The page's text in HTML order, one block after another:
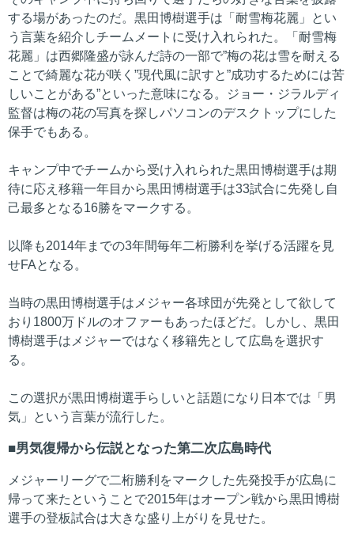
する場があったのだ。黒田博樹選手は「耐雪梅花麗」とい
う言葉を紹介しチームメートに受け入れられた。「耐雪梅
花麗」は西郷隆盛が詠んだ詩の一部で”梅の花は雪を耐える
ことで綺麗な花が咲く”現代風に訳すと”成功するためには苦
しいことがある”といった意味になる。ジョー・ジラルディ
監督は梅の花の写真を探しパソコンのデスクトップにした
保手でもある。
キャンプ中でチームから受け入れられた黒田博樹選手は期
待に応え移籍一年目から黒田博樹選手は33試合に先発し自
己最多となる16勝をマークする。
以降も2014年までの3年間毎年二桁勝利を挙げる活躍を見
せFAとなる。
当時の黒田博樹選手はメジャー各球団が先発として欲して
おり1800万ドルのオファーもあったほどだ。しかし、黒田
博樹選手はメジャーではなく移籍先として広島を選択す
る。
この選択が黒田博樹選手らしいと話題になり日本では「男
気」という言葉が流行した。
男気復帰から伝説となった第二次広島時代
メジャーリーグで二桁勝利をマークした先発投手が広島に
帰って来たということで2015年はオープン戦から黒田博樹
選手の登板試合は大きな盛り上がりを見せた。